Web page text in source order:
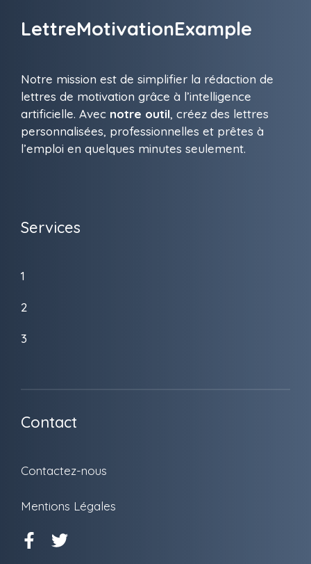
LettreMotivationExample
Notre mission est de simplifier la rédaction de
lettres de motivation grâce à l’intelligence
artificielle. Avec notre outil, créez des lettres
personnalisées, professionnelles et prêtes à
l’emploi en quelques minutes seulement.
Services
1
2
3
Contact
Contactez-nous
Mentions Légales